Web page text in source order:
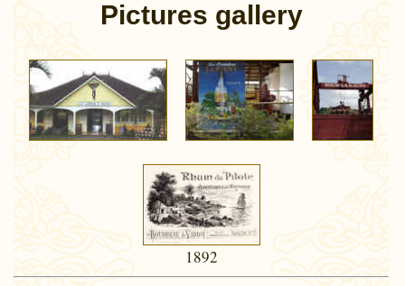
Pictures gallery
1892